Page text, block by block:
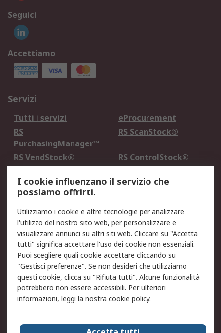
Seguici
Accettiamo
Servizi
Tutti i servizi
eProcurement
RS
PurchasingManager™
RS ScanStock®
RS VendStock®
RS ControlStock®
Legale
Informativa Cookie
Informativa Privacy -
Aggiornata
Email Security
Termini d'uso
Condizioni di vendita
Condizioni generali di
servizio
Etica e responsabilità
Chi Siamo
Chi Siamo
Contattaci
I cookie influenzano il servizio che
possiamo offrirti.
Utilizziamo i cookie e altre tecnologie per analizzare
l'utilizzo del nostro sito web, per personalizzare e
visualizzare annunci su altri siti web. Cliccare su "Accetta
tutti" significa accettare l'uso dei cookie non essenziali.
Puoi scegliere quali cookie accettare cliccando su
"Gestisci preferenze". Se non desideri che utilizziamo
questi cookie, clicca su "Rifiuta tutti". Alcune funzionalità
potrebbero non essere accessibili. Per ulteriori
informazioni, leggi la nostra cookie policy.